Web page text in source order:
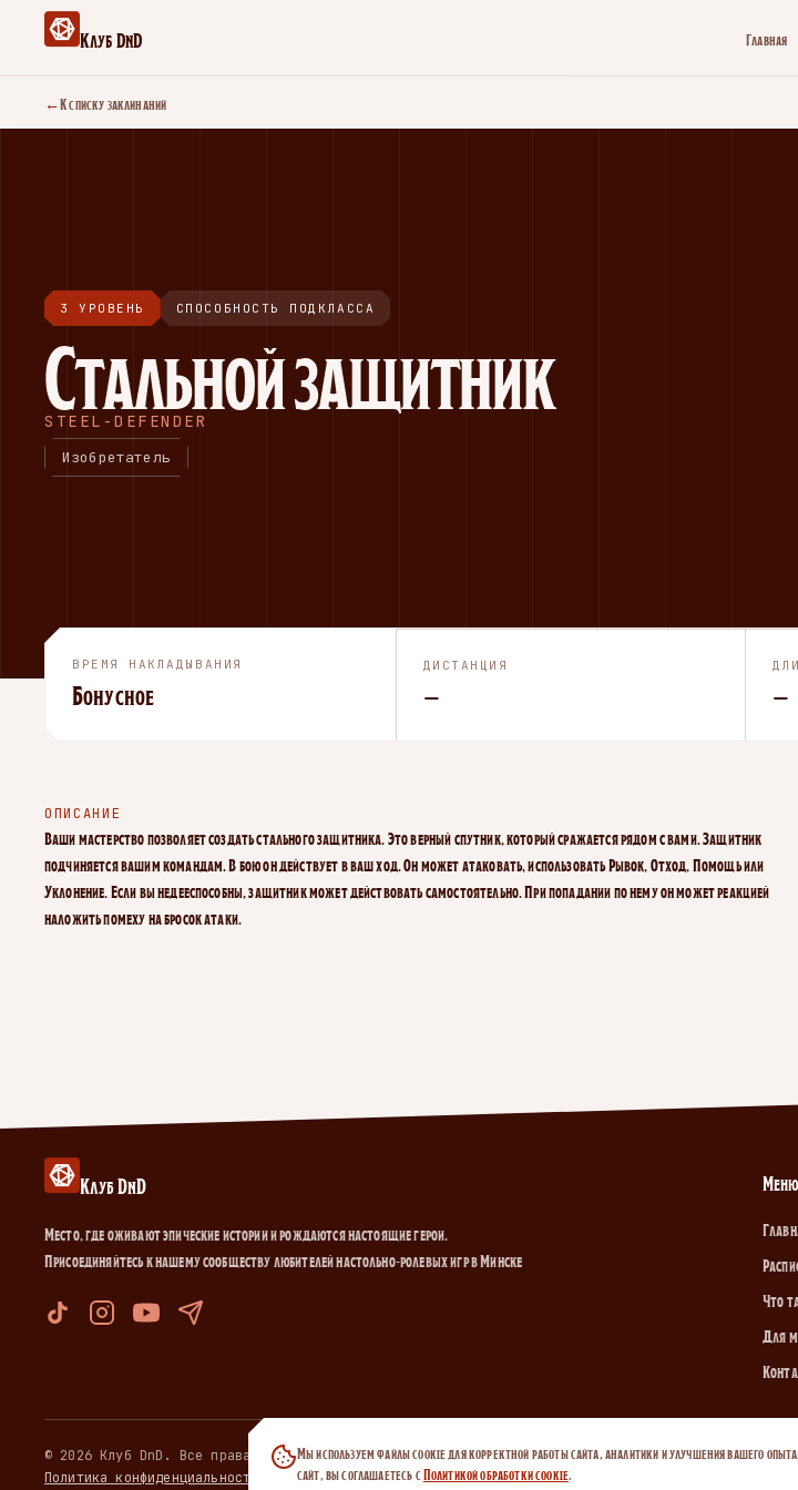
Клуб DnD Главная
←К списку заклинаний
3 УРОВЕНЬ СПОСОБНОСТЬ ПОДКЛАССА
Стальной защитник
STEEL-DEFENDER
Изобретатель
ВРЕМЯ НАКЛАДЫВАНИЯ
Бонусное
ДИСТАНЦИЯ
— —
ОПИСАНИЕ
Ваши мастерство позволяет создать стального защитника. Это верный спутник, который сражается рядом с вами. Защитник
подчиняется вашим командам. В бою он действует в ваш ход. Он может атаковать, использовать Рывок, Отход, Помощь или
Уклонение. Если вы недееспособны, защитник может действовать самостоятельно. При попадании по нему он может реакцией
наложить помеху на бросок атаки.
Клуб DnD
Место, где оживают эпические истории и рождаются настоящие герои.
Присоединяйтесь к нашему сообществу любителей настольно-ролевых игр в Минске
Меню
Что
Для
© 2026 Клуб DnD. Все права защищены.
Политика конфиденциальности
Договор публичной оферты·Политика cookie
Мы используем файлы cookie для корректной работы сайта, аналитики и улучшения вашего
сайт, вы соглашаетесь сПолитикой обработки cookie